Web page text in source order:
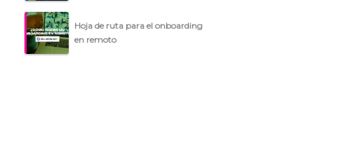
Hoja de ruta para el onboarding
en remoto